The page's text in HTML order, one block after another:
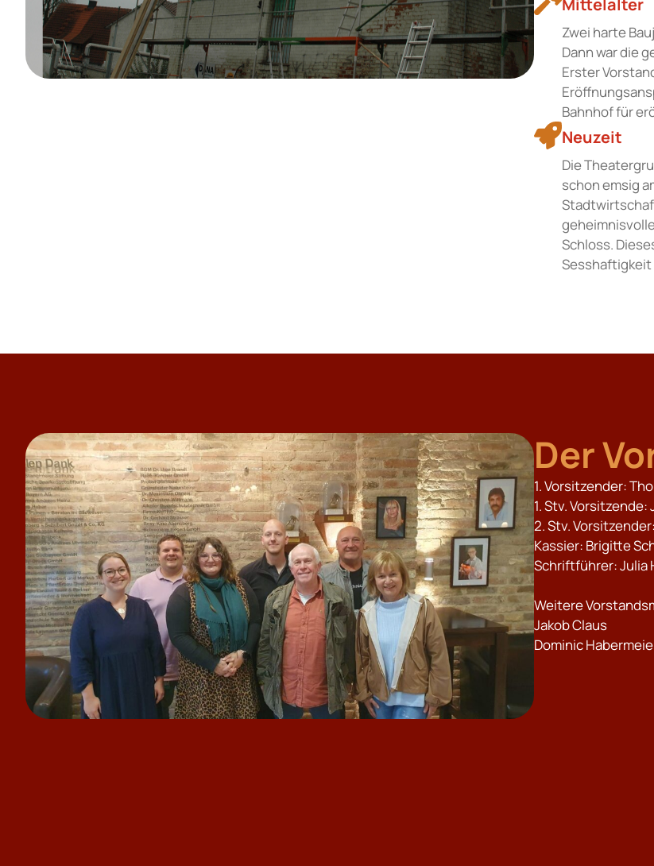
Zwei harte
Dann war die
Erster
Bahnhof für
Neuzeit
Die
schon emsig
Schloss.
Sesshaftigkeit
Der
1.⁠ ⁠Vorsitzender:
1.⁠ ⁠Stv.
2.⁠ ⁠Stv.
Kassier: Brigitte
Schriftführer: Julia
Weitere
Jakob Claus
Dominic